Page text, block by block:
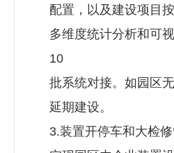
配置，以及建设项目
多维度统计分析和可
10
批系统对接。如园区
延期建设。
3.装置开停车和大检